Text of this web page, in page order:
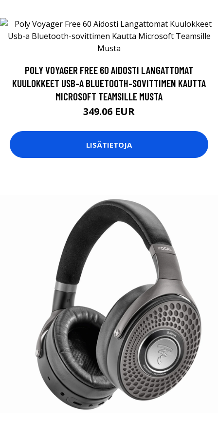
POLY VOYAGER FREE 60 AIDOSTI LANGATTOMAT
KUULOKKEET USB-A BLUETOOTH-SOVITTIMEN KAUTTA
MICROSOFT TEAMSILLE MUSTA
349.06 EUR
LISÄTIETOJA